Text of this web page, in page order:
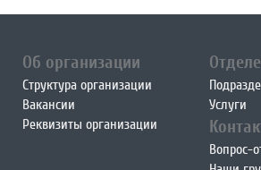
Об организации
Структура организации
Вакансии
Реквизиты организации
Услуги
Вопрос-